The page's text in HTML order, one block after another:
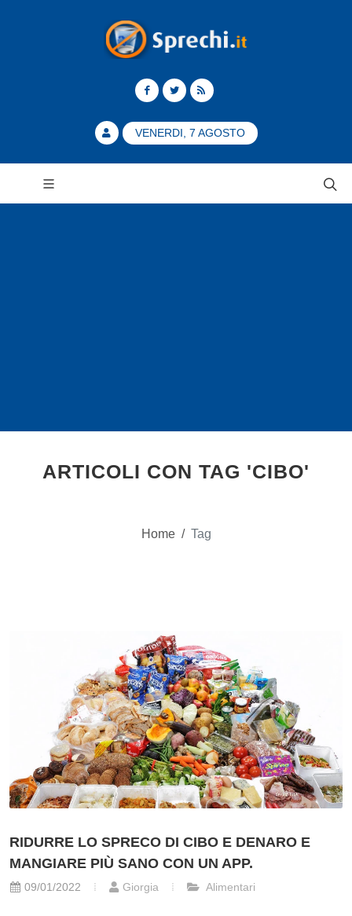
VENERDI, 7 AGOSTO
ARTICOLI CON TAG 'CIBO'
Home / Tag
RIDURRE LO SPRECO DI CIBO E DENARO E
MANGIARE PIÙ SANO CON UN APP.
09/01/2022 Giorgia Alimentari